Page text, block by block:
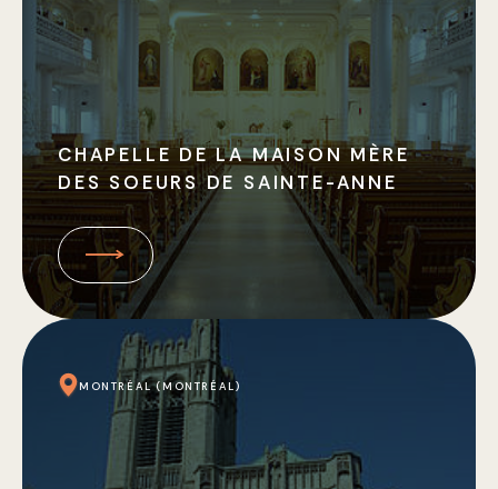
CHAPELLE DE LA MAISON MÈRE
DES SOEURS DE SAINTE-ANNE
MONTRÉAL (MONTRÉAL)